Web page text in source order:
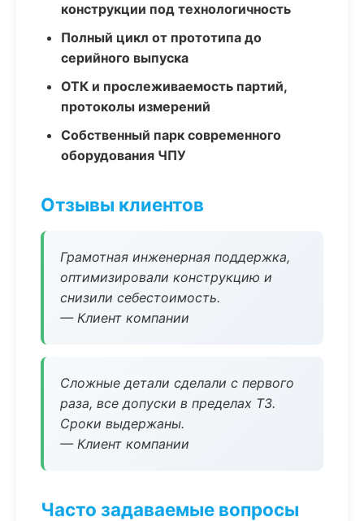
конструкции под технологичность
Полный цикл от прототипа до
серийного выпуска
ОТК и прослеживаемость партий,
протоколы измерений
Собственный парк современного
оборудования ЧПУ
Отзывы клиентов
Грамотная инженерная поддержка,
оптимизировали конструкцию и
снизили себестоимость.
— Клиент компании
Сложные детали сделали с первого
раза, все допуски в пределах ТЗ.
Сроки выдержаны.
— Клиент компании
Часто задаваемые вопросы